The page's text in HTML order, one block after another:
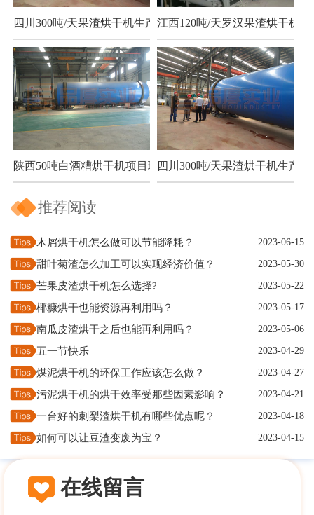
四川300吨/天果渣烘干机生产现场江西120吨/天罗汉果渣烘干机项
陕西50吨白酒糟烘干机项目现场四川300吨/天果渣烘干机生产现
推荐阅读
木屑烘干机怎么做可以节能降耗？ 2023-06-15
甜叶菊渣怎么加工可以实现经济价值？ 2023-05-30
芒果皮渣烘干机怎么选择? 2023-05-22
椰糠烘干也能资源再利用吗？ 2023-05-17
南瓜皮渣烘干之后也能再利用吗？ 2023-05-06
五一节快乐 2023-04-29
煤泥烘干机的环保工作应该怎么做？ 2023-04-27
污泥烘干机的烘干效率受那些因素影响？ 2023-04-21
一台好的刺梨渣烘干机有哪些优点呢？ 2023-04-18
如何可以让豆渣变废为宝？ 2023-04-15
在线留言